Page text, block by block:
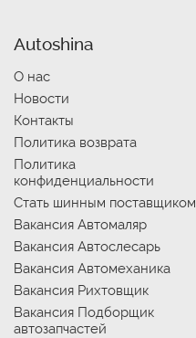
Autoshina
О нас
Новости
Контакты
Политика возврата
Политика
конфиденциальности
Стать шинным поставщиком
Вакансия Автомаляр
Вакансия Автослесарь
Вакансия Автомеханика
Вакансия Рихтовщик
Вакансия Подборщик
автозапчастей